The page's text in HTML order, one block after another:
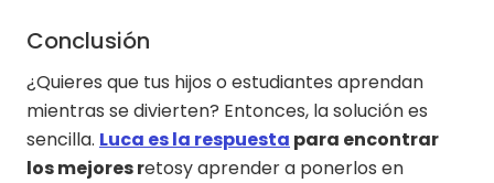
Conclusión
¿Quieres que tus hijos o estudiantes aprendan
mientras se divierten? Entonces, la solución es
sencilla. Luca es la respuesta para encontrar
los mejores retosy aprender a ponerlos en